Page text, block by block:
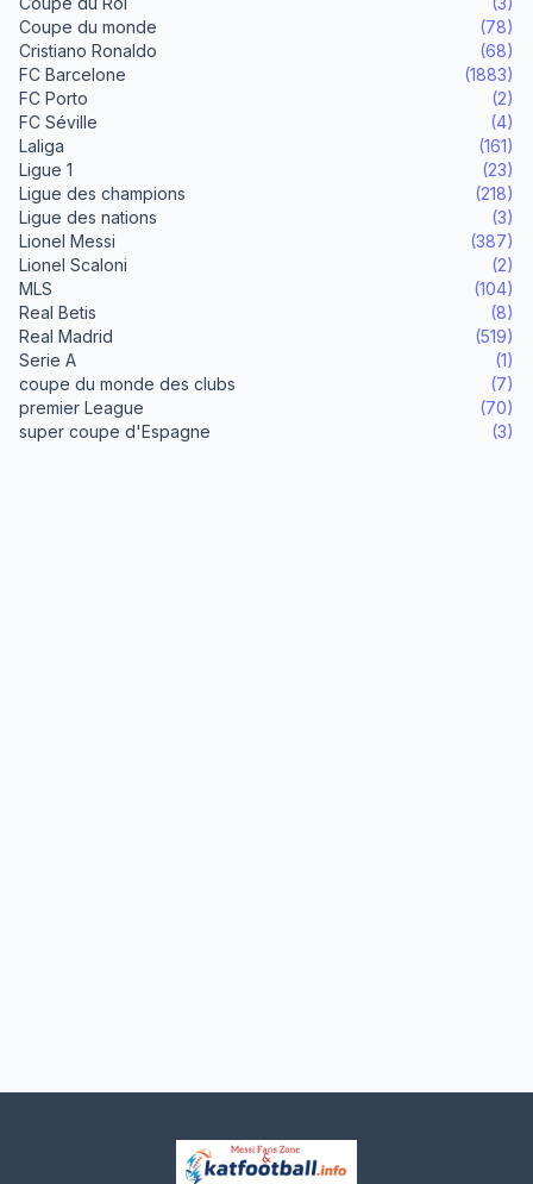
Coupe du monde
(78)
Cristiano Ronaldo
(68)
FC Barcelone
(1883)
FC Porto
(2)
FC Séville
(4)
Laliga
(161)
Ligue 1
(23)
Ligue des champions
(218)
Ligue des nations
(3)
Lionel Messi
(387)
Lionel Scaloni
(2)
MLS
(104)
Real Betis
(8)
Real Madrid
(519)
Serie A
(1)
coupe du monde des clubs
(7)
premier League
(70)
super coupe d'Espagne
(3)